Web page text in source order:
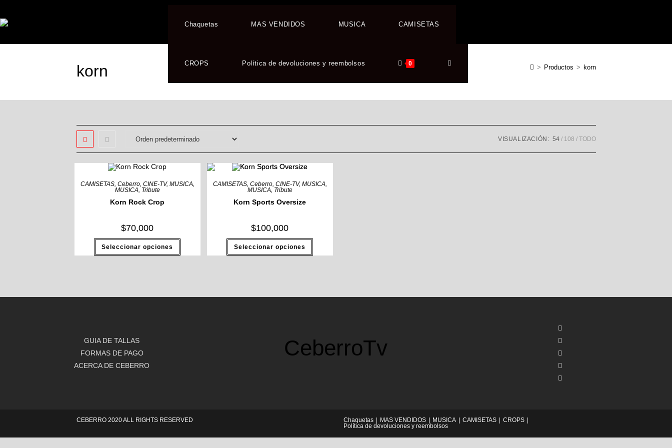
Chaquetas MAS VENDIDOS MUSICA CAMISETAS
CROPS Política de devoluciones y reembolsos 0
korn > Productos > korn
VISUALIZACIÓN: 54 108 TODO
CAMISETAS, Ceberro, CINE-TV, MUSICA,
MUSICA, Tribute
Korn Rock Crop
$70,000
Seleccionar opciones
CAMISETAS, Ceberro, CINE-TV, MUSICA,
MUSICA, Tribute
Korn Sports Oversize
$100,000
Seleccionar opciones
GUIA DE TALLAS
FORMAS DE PAGO
ACERCA DE CEBERRO
CeberroTv
Chaquetas MAS VENDIDOS MUSICA CAMISETAS
CROPS
Política de devoluciones y reembolsos
CEBERRO 2020 ALL RIGHTS RESERVED